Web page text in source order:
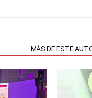
MÁS DE ESTE